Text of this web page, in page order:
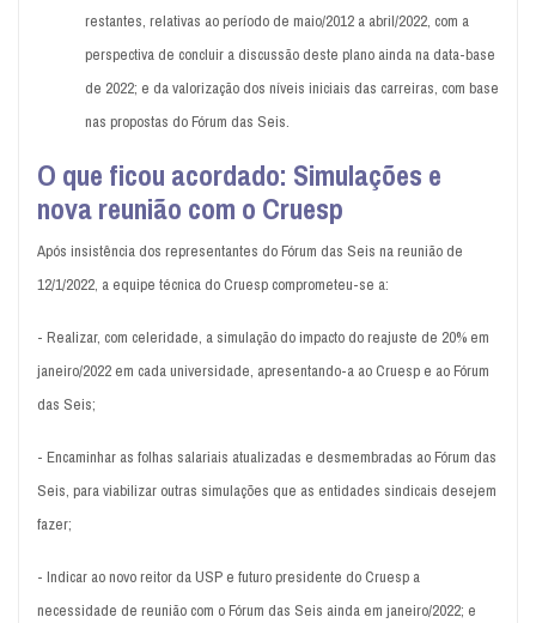
restantes, relativas ao período de maio/2012 a abril/2022, com a
perspectiva de concluir a discussão deste plano ainda na data-base
de 2022; e da valorização dos níveis iniciais das carreiras, com base
nas propostas do Fórum das Seis.
O que ficou acordado: Simulações e
nova reunião com o Cruesp
Após insistência dos representantes do Fórum das Seis na reunião de
12/1/2022, a equipe técnica do Cruesp comprometeu-se a:
- Realizar, com celeridade, a simulação do impacto do reajuste de 20% em
janeiro/2022 em cada universidade, apresentando-a ao Cruesp e ao Fórum
das Seis;
- Encaminhar as folhas salariais atualizadas e desmembradas ao Fórum das
Seis, para viabilizar outras simulações que as entidades sindicais desejem
fazer;
- Indicar ao novo reitor da USP e futuro presidente do Cruesp a
necessidade de reunião com o Fórum das Seis ainda em janeiro/2022; e